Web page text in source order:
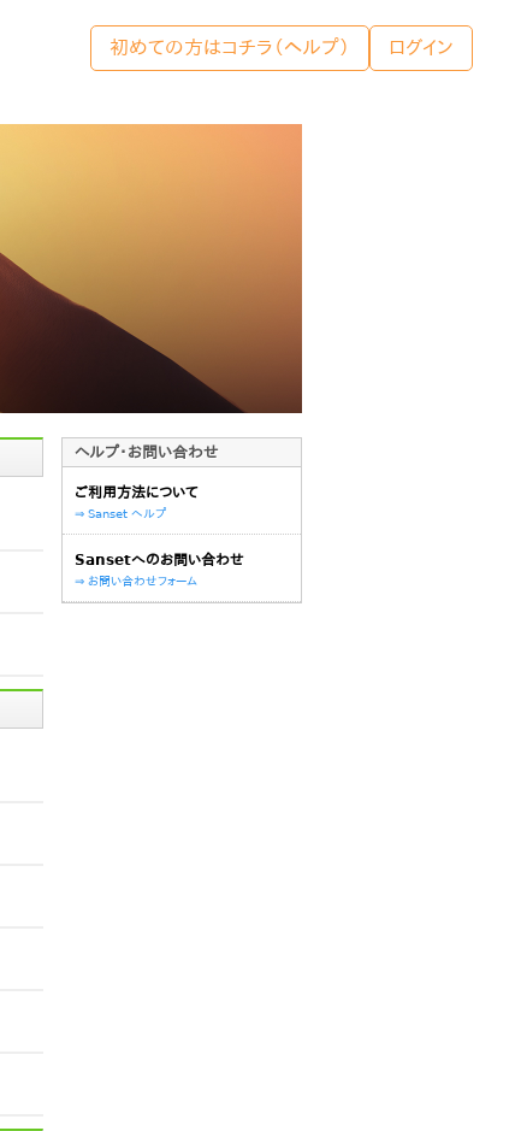
初めての方はコチラ（ヘルプ） ログイン
ヘルプ・お問い合わせ
ご利用方法について
⇒ Sanset ヘルプ
Sansetへのお問い合わせ
⇒ お問い合わせフォーム